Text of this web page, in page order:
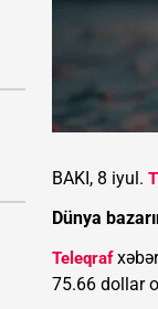
BAKI, 8 iyul.
Dünya
Teleqraf
75.66 dollar